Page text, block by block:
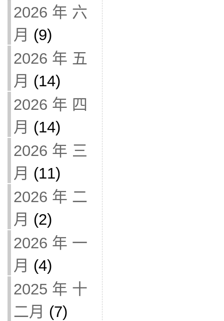
2026 年 六
月 (9)
2026 年 五
月 (14)
2026 年 四
月 (14)
2026 年 三
月 (11)
2026 年 二
月 (2)
2026 年 一
月 (4)
2025 年 十
二月 (7)